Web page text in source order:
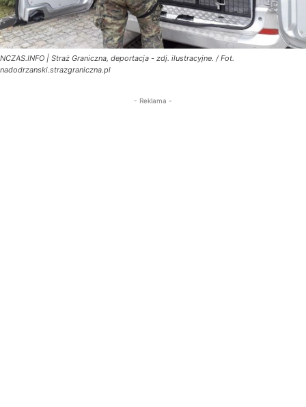
NCZAS.INFO | Straż Graniczna, deportacja - zdj. ilustracyjne. / Fot.
nadodrzanski.strazgraniczna.pl
- Reklama -